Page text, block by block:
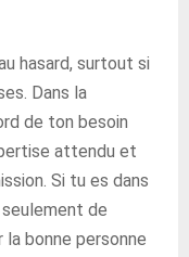
hasard, surtout si
Dans la
de ton besoin
attendu et
Si tu es dans
de
la bonne personne